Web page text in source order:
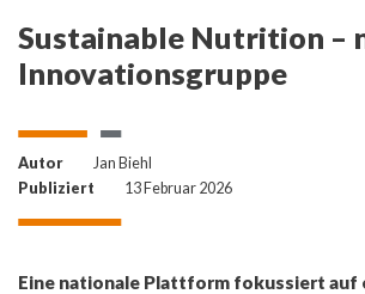
Sustainable Nutrition –
Innovationsgruppe
Autor
Jan Biehl
Publiziert
13 Februar 2026
Eine nationale Plattform fokussiert auf